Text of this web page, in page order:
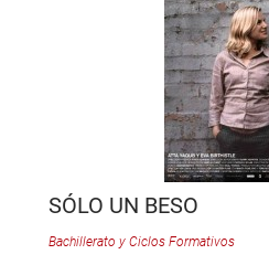
SÓLO UN BESO
Bachillerato y Ciclos Formativos